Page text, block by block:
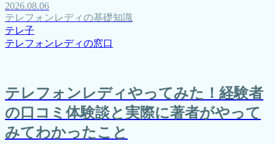
2026.08.06
テレフォンレディの基礎知識
テレ子
テレフォンレディの窓口
テレフォンレディやってみた！経験者
の口コミ体験談と実際に著者がやって
みてわかったこと